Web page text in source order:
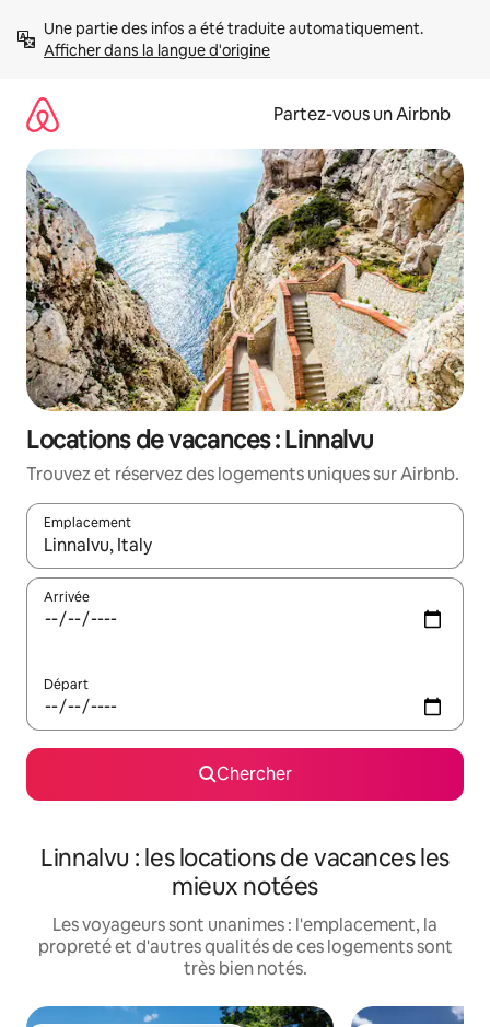
directement
Afficher dans la langue d'origine
Partez-vous un Airbnb
Locations de vacances : Linnalvu
Trouvez et réservez des logements uniques sur Airbnb.
Emplacement
Quand les résultats sont affichés, parcourez-les en utilisant
Arrivée
Départ
Chercher
Linnalvu : les locations de vacances les
mieux notées
Les voyageurs sont unanimes : l'emplacement, la
propreté et d'autres qualités de ces logements sont
très bien notés.